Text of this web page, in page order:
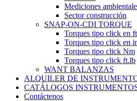
Mediciones
Sector construcción
SNAP-ON-CDI TORQUE
Torques tipo click en
Torques tipo click en
Torques tipo click Nm
Torques tipo click ft.lb
WANT BALANZAS
ALQUILER DE
CATÁLOGOS
Contáctenos